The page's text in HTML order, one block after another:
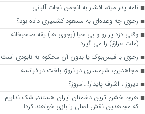
نامه پدر میثم افشار به انجمن نجات آلبانی
رجوی چه وعده‌ای به مسعود کشمیری داده بود؟!
وقتی دزد پر رو و بی حیا (رجوی ها) یقه صاحبخانه
(ملت عراق) را می گیرد
رجوی با فیس‌بوک یا بدون آن محکوم به نابودی است
مجاهدین، شرم‎ساری در نروژ، باخت در فرانسه
ديروز ، اشرف پايدار!…امروز؟
هرجا خشن ترین دشمنان ایران هستند٬ شک نداریم
که مجاهدین نقش اصلی را بازی خواهند کرد!